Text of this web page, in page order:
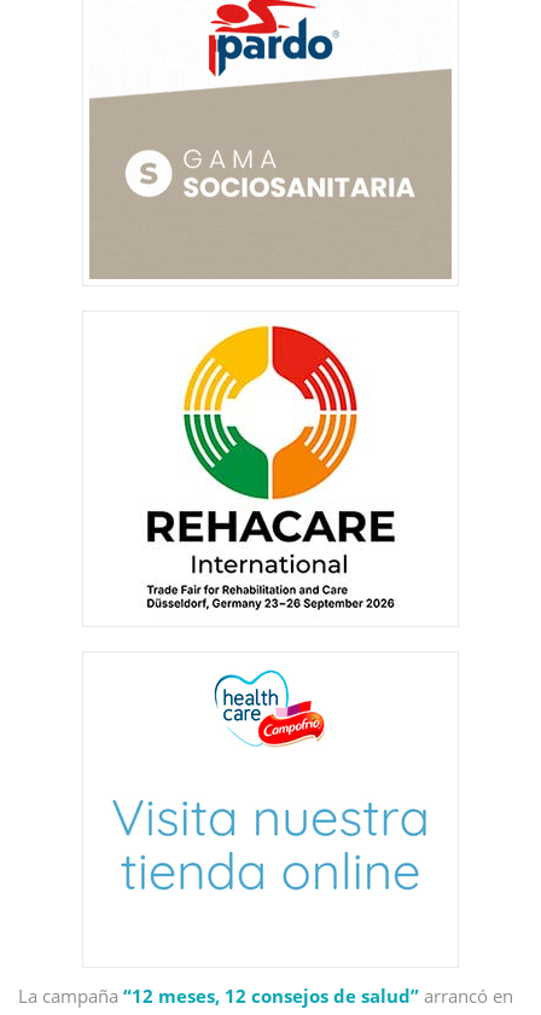
La campaña “12 meses, 12 consejos de salud” arrancó en